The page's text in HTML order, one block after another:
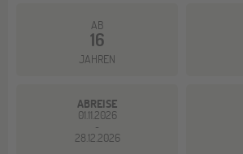
AB
16
JAHREN
ABREISE
01.11.2026
-
28.12.2026